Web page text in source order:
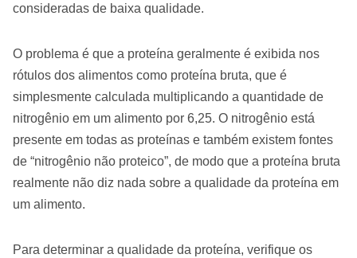
consideradas de baixa qualidade.
O problema é que a proteína geralmente é exibida nos
rótulos dos alimentos como proteína bruta, que é
simplesmente calculada multiplicando a quantidade de
nitrogênio em um alimento por 6,25. O nitrogênio está
presente em todas as proteínas e também existem fontes
de “nitrogênio não proteico”, de modo que a proteína bruta
realmente não diz nada sobre a qualidade da proteína em
um alimento.
Para determinar a qualidade da proteína, verifique os